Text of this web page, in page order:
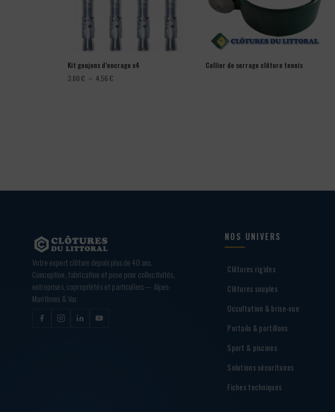
Kit goujons d’encrage x4
3,60€ – 4,56€
Collier de serrage clôture tennis
Votre expert clôture depuis plus de 40 ans.
Conception, fabrication et pose pour collectivités,
entreprises, copropriétés et particuliers — Alpes-
Maritimes & Var.
NOS UNIVERS
Clôtures rigides
Clôtures souples
Occultation & brise-vue
Portails & portillons
Sport & piscines
Solutions sécuritaires
Fiches techniques